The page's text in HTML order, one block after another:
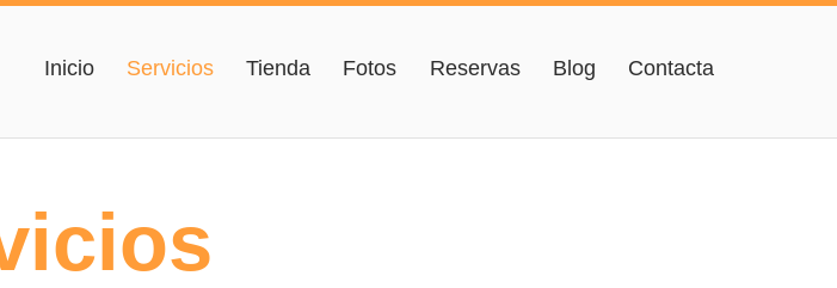
Inicio Servicios Tienda Fotos Reservas Blog Contacta